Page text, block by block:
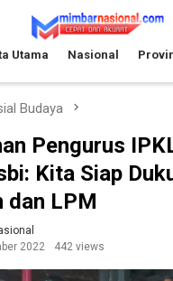
Utama Nasional
Budaya
Pengurus
Kita Siap
dan LPM
2022
442 views